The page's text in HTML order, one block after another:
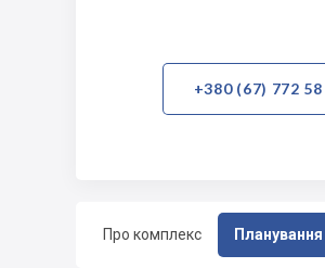
Про комплекс Планування
+380 (67) 772 58